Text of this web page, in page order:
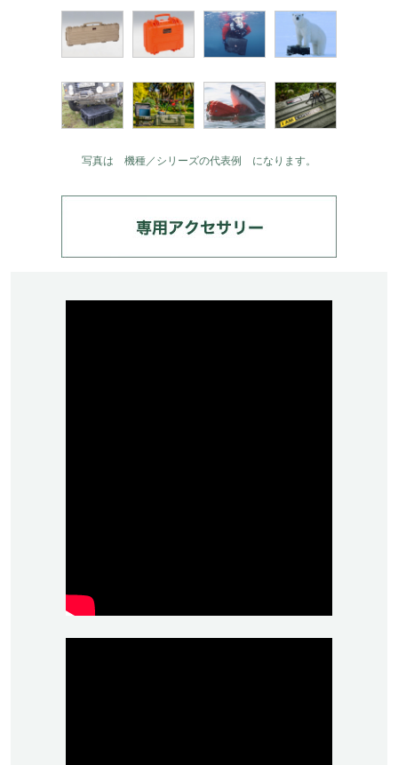
写真は 機種／シリーズの代表例 になります。